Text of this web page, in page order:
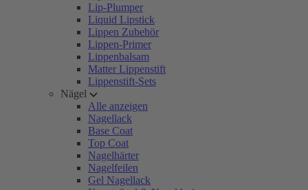
Lip-Plumper
Liquid Lipstick
Lippen Zubehör
Lippen-Primer
Lippenbalsam
Matter Lippenstift
Lippenstift-Sets
Nägel
Alle anzeigen
Nagellack
Base Coat
Top Coat
Nagelhärter
Nagelfeilen
Gel Nagellack